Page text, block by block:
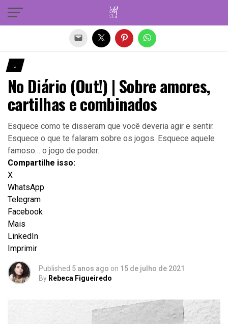
.
No Diário (Out!) | Sobre amores,
cartilhas e combinados
Esquece como te disseram que você deveria agir e sentir.
Esquece o que te falaram sobre os jogos. Esquece aquele
famoso… o jogo de poder.
Compartilhe isso:
X
WhatsApp
Telegram
Facebook
Mais
LinkedIn
Imprimir
Published 5 anos ago on 15 de julho de 2021
By Rebeca Figueiredo
Sair da versão mobile